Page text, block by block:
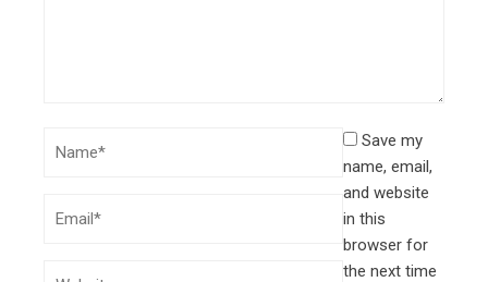
Save my
name, email,
and website
in this
browser for
the next time